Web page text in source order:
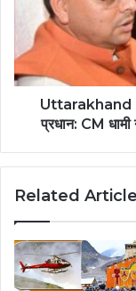
Uttarakhand
प्रधान: CM धामी
Related